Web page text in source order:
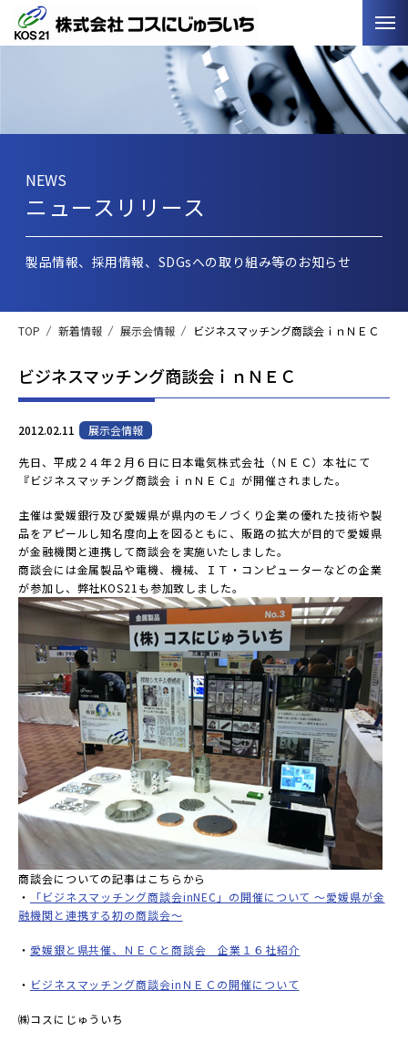
NEWS
ニュースリリース
製品情報、採用情報、SDGsへの取り組み等のお知らせ
TOP 新着情報 展示会情報 ビジネスマッチング商談会ｉｎＮＥＣ
ビジネスマッチング商談会ｉｎＮＥＣ
2012.02.11 展示会情報
先日、平成２４年２月６日に日本電気株式会社（ＮＥＣ）本社にて
『ビジネスマッチング商談会ｉｎＮＥＣ』が開催されました。
主催は愛媛銀行及び愛媛県が県内のモノづくり企業の優れた技術や製
品をアピールし知名度向上を図るともに、販路の拡大が目的で愛媛県
が金融機関と連携して商談会を実施いたしました。
商談会には金属製品や電機、機械、ＩＴ・コンピューターなどの企業
が参加し、弊社KOS21も参加致しました。
商談会についての記事はこちらから
・
「ビジネスマッチング商談会inNEC」の開催について ～愛媛県が金
融機関と連携する初の商談会～
・ 愛媛銀と県共催、ＮＥＣと商談会 企業１６社紹介
・ ビジネスマッチング商談会inＮＥＣの開催について
㈱コスにじゅういち